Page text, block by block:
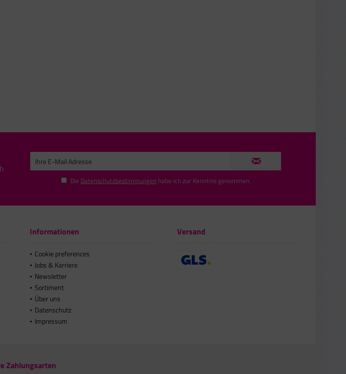
Die Datenschutzbestimmungen habe ich zur Kenntnis genommen.
Informationen
Cookie preferences
Jobs & Karriere
Newsletter
Sortiment
Über uns
Datenschutz
Impressum
Versand
Zahlungsarten